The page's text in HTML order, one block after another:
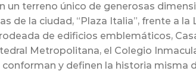
un terreno único de generosas
de la ciudad, “Plaza Italia”, frente a
de edificios emblemáticos,
Metropolitana, el Colegio
y definen la historia misma